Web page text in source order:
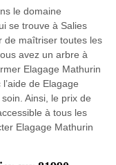
le domaine
se trouve à Salies
de maîtriser toutes les
avez un arbre à
Elagage Mathurin
de Elagage
Ainsi, le prix de
à tous les
Elagage Mathurin